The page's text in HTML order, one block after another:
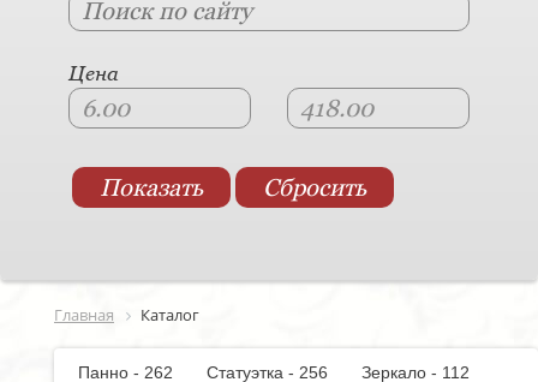
Цена
Главная Каталог
Панно - 262 Статуэтка - 256
Зеркало - 112